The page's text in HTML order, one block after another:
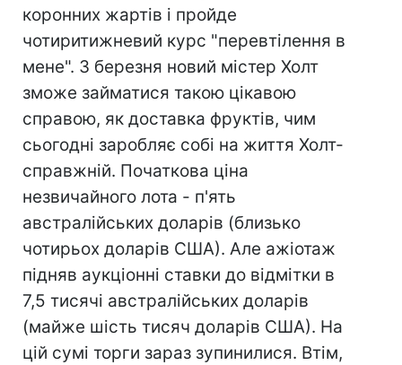
коронних жартів і пройде
чотиритижневий курс "перевтілення в
мене". З березня новий містер Холт
зможе займатися такою цікавою
справою, як доставка фруктів, чим
сьогодні заробляє собі на життя Холт-
справжній. Початкова ціна
незвичайного лота - п'ять
австралійських доларів (близько
чотирьох доларів США). Але ажіотаж
підняв аукціонні ставки до відмітки в
7,5 тисячі австралійських доларів
(майже шість тисяч доларів США). На
цій сумі торги зараз зупинилися. Втім,